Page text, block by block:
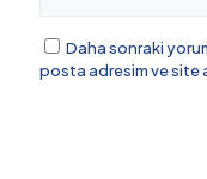
Daha sonraki
posta adresim ve site